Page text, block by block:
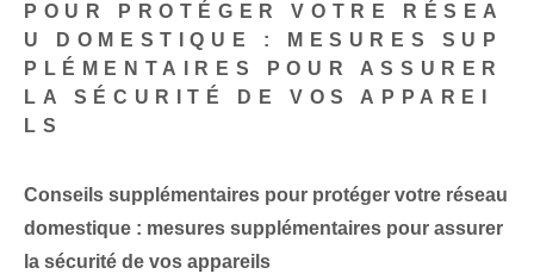
POUR PROTÉGER VOTRE RÉSEA
U DOMESTIQUE : MESURES SUP
PLÉMENTAIRES‌ POUR ASSURER
LA SÉCURITÉ DE VOS APPAREI
LS
Conseils supplémentaires pour protéger votre réseau
domestique : mesures supplémentaires pour assurer
la sécurité de vos appareils